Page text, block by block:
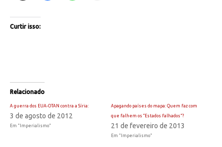
Curtir isso:
Relacionado
A guerra dos EUA-OTAN contra a Síria:
3 de agosto de 2012
Em "Imperialismo"
Apagando países do mapa: Quem faz com
que falhem os “Estados falhados”?
21 de fevereiro de 2013
Em "Imperialismo"